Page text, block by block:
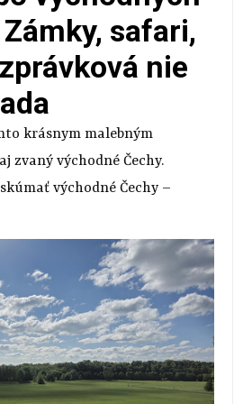
safari,
nie
krásnym malebným
zvaný východné Čechy.
východné Čechy –